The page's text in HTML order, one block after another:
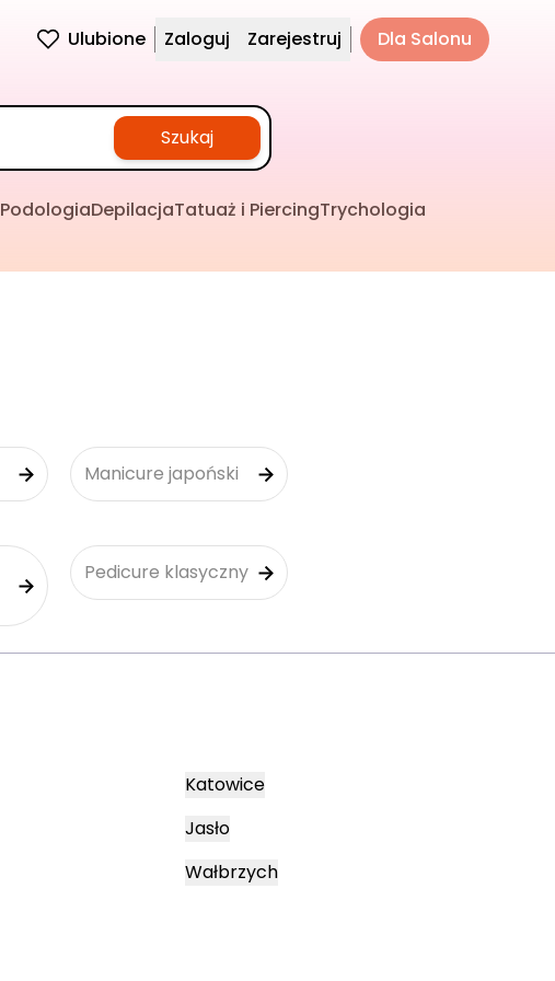
Ulubione Zaloguj Zarejestruj Dla Salonu
Szukaj
PodologiaDepilacjaTatuaż i PiercingTrychologia
Manicure japoński
Pedicure klasyczny
Katowice
Jasło
Wałbrzych